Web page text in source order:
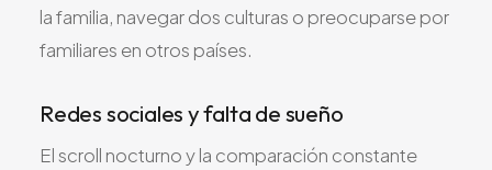
la familia, navegar dos culturas o preocuparse por
familiares en otros países.
Redes sociales y falta de sueño
El scroll nocturno y la comparación constante